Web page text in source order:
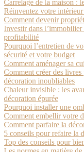
Carrelage de la maison :
Réinventez votre
Comment devenir
Investir dans
profitabilité
Pourquoi l’entretien de
sécurité et votre budget
Comment aménager sa
Comment créer des
décoration inoubliables
Chaleur invisible : les
décoration épurée
Pourquoi installer une
Comment embellir votre
Comment parfaire la
5 conseils pour refaire la
Top des conseils pour